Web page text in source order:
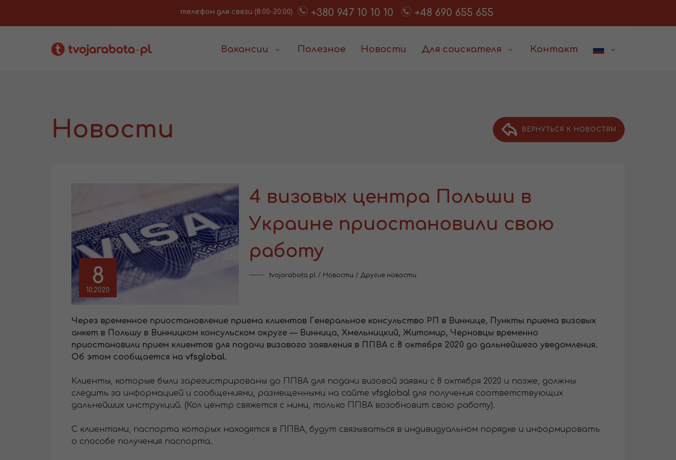
телефон для связи (8:00-20:00) +380 947 10 10 10 +48 690 655 655
Вакансии Полезное Новости Для соискателя Контакт
ВЕРНУТЬСЯ К НОВОСТЯМ
Новости
8
10.2020
4 визовых центра Польши в
Украине приостановили свою
работу
tvojarabota.pl / Новости /Другие новости
Через временное приостановление приема клиентов Генеральное консульство РП в Виннице, Пункты приема визовых
анкет в Польшу в Винницком консульском округе — Винница, Хмельницкий, Житомир, Черновцы временно
приостановили прием клиентов для подачи визового заявления в ППВА с 8 октября 2020 до дальнейшего уведомления.
Об этом сообщается на vfsglobal.
Клиенты, которые были зарегистрированы до ППВА для подачи визовой заявки с 8 октября 2020 и позже, должны
следить за информацией и сообщениями, размещенными на сайте vfsglobal для получения соответствующих
дальнейших инструкций. (Кол центр свяжется с ними, только ППВА возобновит свою работу).
С клиентами, паспорта которых находятся в ППВА, будут связываться в индивидуальном порядке и информировать
о способе получения паспорта.